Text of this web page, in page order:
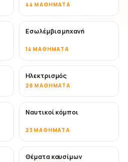
44 ΜΑΘΉΜΑΤΑ
Εσωλέμβια μηχανή
14 ΜΑΘΉΜΑΤΑ
Ηλεκτρισμός
28 ΜΑΘΉΜΑΤΑ
Ναυτικοί κόμποι
23 ΜΑΘΉΜΑΤΑ
Θέματα καυσίμων